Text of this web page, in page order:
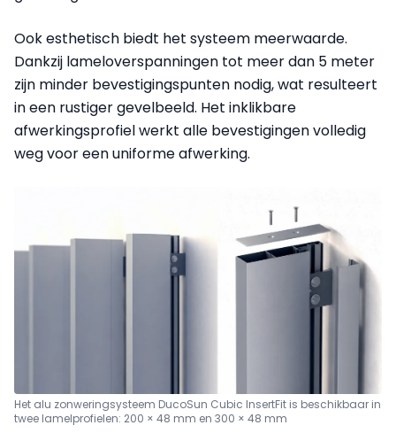
Ook esthetisch biedt het systeem meerwaarde.
Dankzij lameloverspanningen tot meer dan 5 meter
zijn minder bevestigingspunten nodig, wat resulteert
in een rustiger gevelbeeld. Het inklikbare
afwerkingsprofiel werkt alle bevestigingen volledig
weg voor een uniforme afwerking.
Het alu zonweringsysteem DucoSun Cubic InsertFit is beschikbaar in
twee lamelprofielen: 200 × 48 mm en 300 × 48 mm